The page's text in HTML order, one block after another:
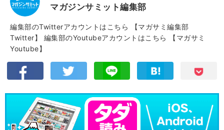
マガジンサミット編集部
編集部のTwitterアカウントはこちら
【マガサミ編集部
Twitter】
編集部のYoutubeアカウントはこちら
【マガサミ
Youtube】